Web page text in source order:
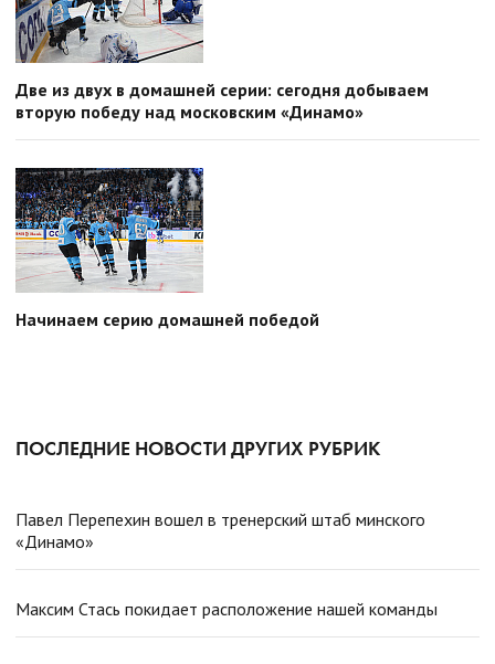
Две из двух в домашней серии: сегодня добываем
вторую победу над московским «Динамо»
Начинаем серию домашней победой
ПОСЛЕДНИЕ НОВОСТИ ДРУГИХ РУБРИК
Павел Перепехин вошел в тренерский штаб минского
«Динамо»
Максим Стась покидает расположение нашей команды